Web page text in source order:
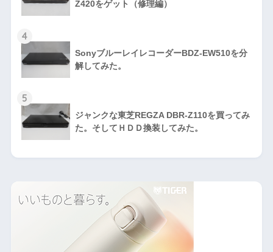
Z420をゲット（修理編）
4
SonyブルーレイレコーダーBDZ-EW510を分
解してみた。
5
ジャンクな東芝REGZA DBR-Z110を買ってみ
た。そしてＨＤＤ換装してみた。